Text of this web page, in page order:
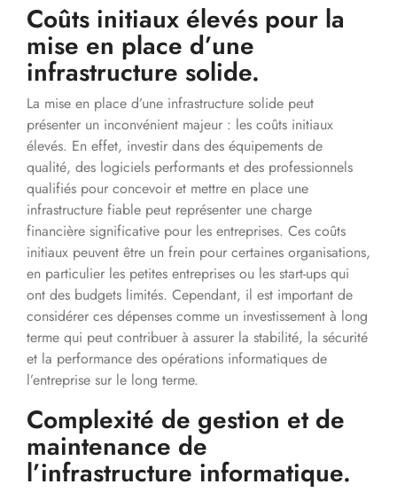
Coûts initiaux élevés pour la
mise en place d’une
infrastructure solide.
La mise en place d’une infrastructure solide peut
présenter un inconvénient majeur : les coûts initiaux
élevés. En effet, investir dans des équipements de
qualité, des logiciels performants et des professionnels
qualifiés pour concevoir et mettre en place une
infrastructure fiable peut représenter une charge
financière significative pour les entreprises. Ces coûts
initiaux peuvent être un frein pour certaines organisations,
en particulier les petites entreprises ou les start-ups qui
ont des budgets limités. Cependant, il est important de
considérer ces dépenses comme un investissement à long
terme qui peut contribuer à assurer la stabilité, la sécurité
et la performance des opérations informatiques de
l’entreprise sur le long terme.
Complexité de gestion et de
maintenance de
l’infrastructure informatique.